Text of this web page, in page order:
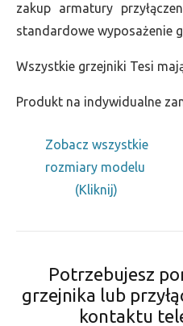
zakup armatury
standardowe wyposażenie
Wszystkie grzejniki Tesi
Produkt na indywidualne
Zobacz wszystkie
rozmiary modelu
(Kliknij)
Potrzebujesz
grzejnika lub
kontaktu